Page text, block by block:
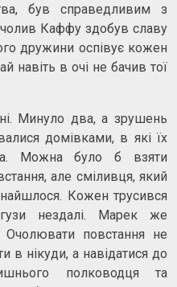
був справедливим з
Каффу здобув славу
дружини оспівує кожен
навіть в очі не бачив тої
Минуло два, а зрушень
домівками, в які їх
Можна було б взяти
але сміливця, який
Кожен трусився
нездалі. Марек же
Очолювати повстання не
в нікуди, а навідатися до
полководця та